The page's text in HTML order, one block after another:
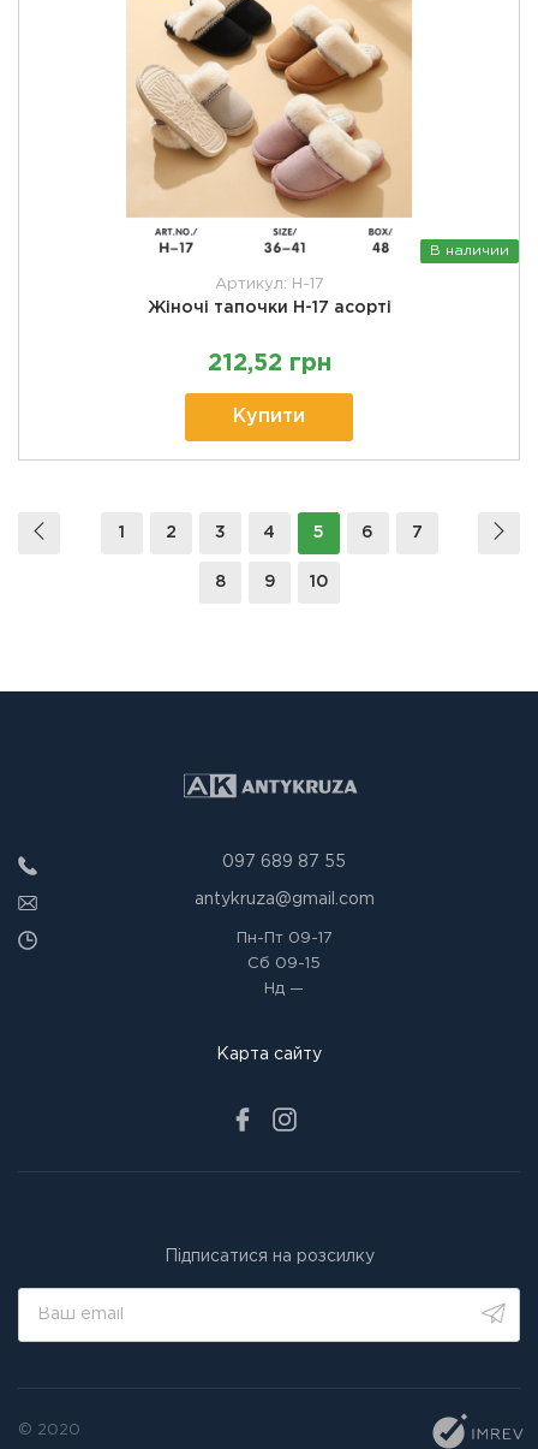
В наличии
Артикул: H-17
Жіночі тапочки H-17 асорті
212,52 грн
Купити
1 2 3 4 5 6 7
8 9 10
097 689 87 55
antykruza@gmail.com
Пн-Пт09-17
Сб 09-15
Нд —
Карта сайту
Підписатися на розсилку
© 2020